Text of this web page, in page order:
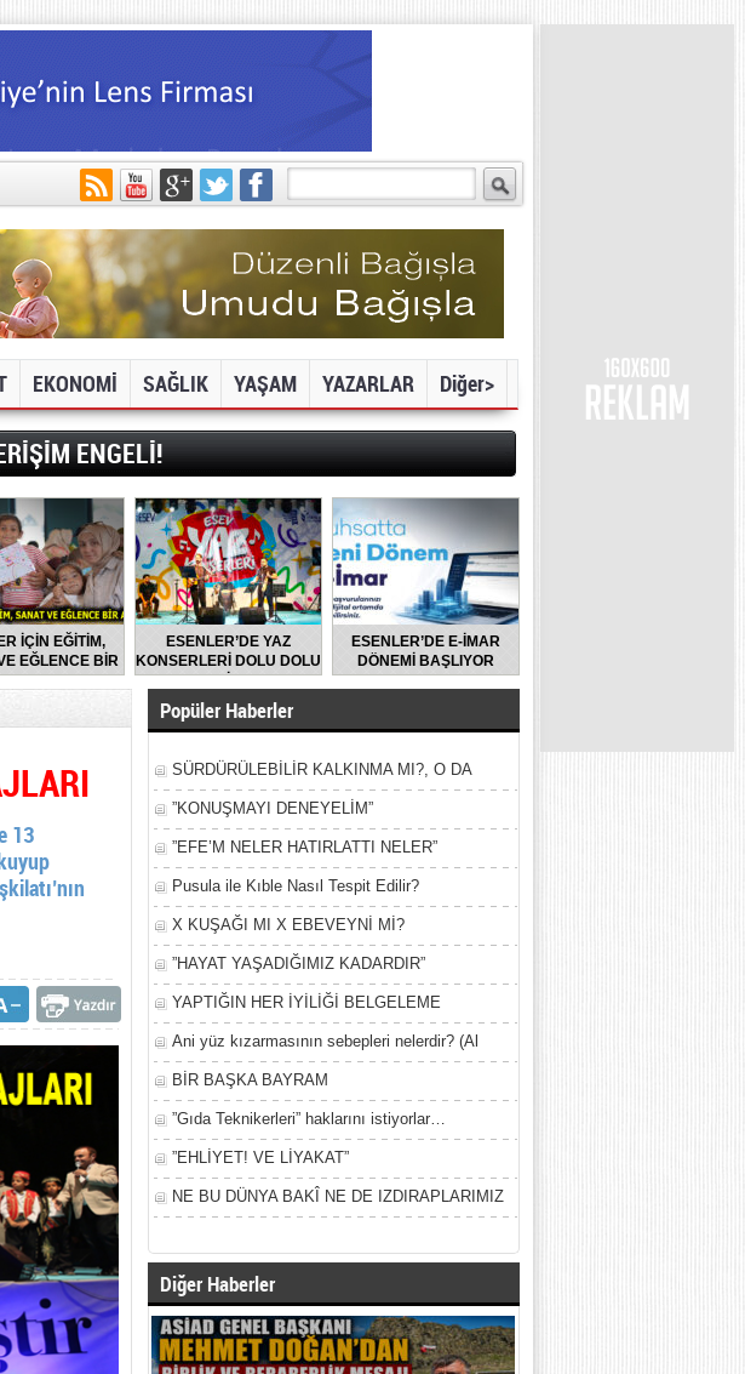
EKONOMİ SAĞLIK YAŞAM YAZARLAR Diğer>
ENGELİ!
İÇİN EĞİTİM,
EĞLENCE BİR
ARADA
ESENLER’DE YAZ
KONSERLERİ DOLU DOLU
GEÇİYOR
ESENLER’DE E-İMAR
DÖNEMİ BAŞLIYOR
13
Popüler Haberler
SÜRDÜRÜLEBİLİR KALKINMA MI?, O DA
NEYMİŞ?
”KONUŞMAYI DENEYELİM”
”EFE’M NELER HATIRLATTI NELER”
Pusula ile Kıble Nasıl Tespit Edilir?
X KUŞAĞI MI X EBEVEYNİ Mİ?
”HAYAT YAŞADIĞIMIZ KADARDIR”
YAPTIĞIN HER İYİLİĞİ BELGELEME
Ani yüz kızarmasının sebepleri nelerdir? (Al
Yanak)
BİR BAŞKA BAYRAM
”Gıda Teknikerleri” haklarını istiyorlar…
”EHLİYET! VE LİYAKAT”
NE BU DÜNYA BAKÎ NE DE IZDIRAPLARIMIZ
Diğer Haberler